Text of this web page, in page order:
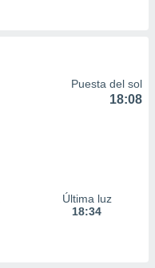
Puesta del sol
18:08
Última luz
18:34